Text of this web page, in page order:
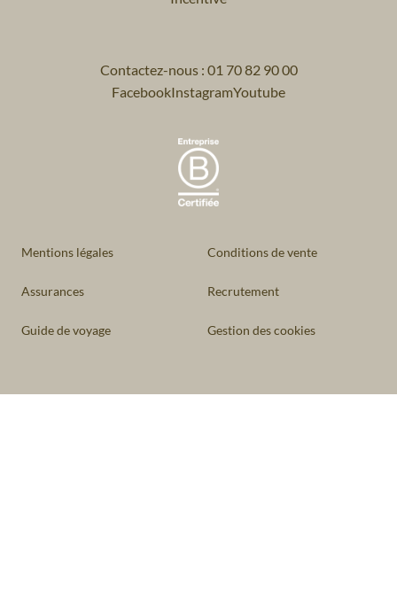
Contactez-nous : 01 70 82 90 00
FacebookInstagramYoutube
Mentions légales Conditions de vente
Assurances Recrutement
Guide de voyage Gestion des cookies